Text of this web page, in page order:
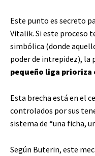
Este punto es secreto
Vitalik. Si este proceso
simbólica (donde
poder de intrepidez), la
pequeño liga prioriza
Esta brecha está en el
controlados por sus
sistema de “una ficha,
Según Buterin, este